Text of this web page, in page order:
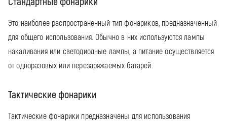
Это наиболее распространенный тип фонариков, предназначенный
для общего использования. Обычно в них используются лампы
накаливания или светодиодные лампы, а питание осуществляется
от одноразовых или перезаряжаемых батарей.
Тактические фонарики
Тактические фонарики предназначены для использования